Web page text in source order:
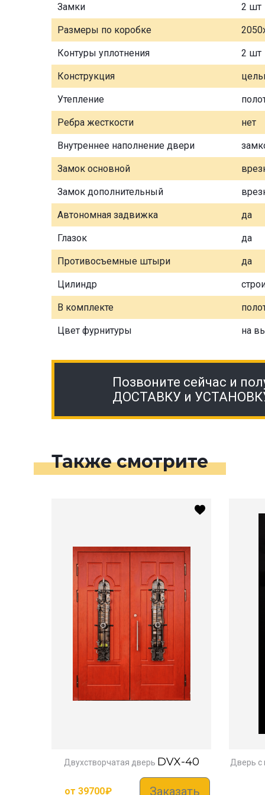
Замки 2 шт
Размеры по коробке
Контуры уплотнения 2 шт
Конструкция
Утепление
Ребра жесткости нет
Внутреннее наполнение двери
Замок основной
Замок дополнительный
Автономная задвижка да
Глазок да
Противосъемные штыри да
Цилиндр
В комплекте
Цвет фурнитуры на
Позвоните сейчас и
ДОСТАВКУ и
Также смотрите
Двухстворчатая дверь DVX-40
от 39700₽ Заказать
Дверь с